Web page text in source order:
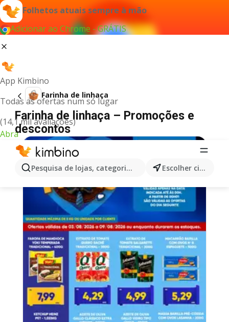
Folhetos atuais sempre à mão
Adicionar ao Chrome - GRÁTIS
App Kimbino
Todas as ofertas num só lugar
(14,1 mil avaliações)
Abra
Pesquisa de lojas, categorias,produtos... Escolher cidade
Farinha de linhaça
Farinha de linhaça – Promoções e
descontos